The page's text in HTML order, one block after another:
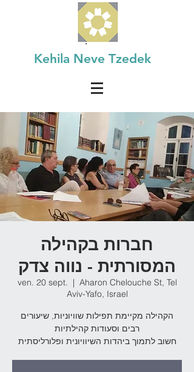
Kehila Neve Tzedek
חברות בקהילה
המסורתית - נווה צדק
ven. 20 sept.
  |
Aharon Chelouche St, Tel
Aviv-Yafo, Israel
הקהילה מקיימת תפילות שוויוניות, שיעורים
רבים וסעודות קהילתיות
חשוב לתמוך ביהדות השיוויונית ופלורליסתית